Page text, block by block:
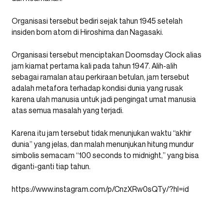
Organisasi tersebut bediri sejak tahun 1945 setelah
insiden bom atom di Hiroshima dan Nagasaki.
Organisasi tersebut menciptakan Doomsday Clock alias
jam kiamat pertama kali pada tahun 1947. Alih-alih
sebagai ramalan atau perkiraan betulan, jam tersebut
adalah metafora terhadap kondisi dunia yang rusak
karena ulah manusia untuk jadi pengingat umat manusia
atas semua masalah yang terjadi.
Karena itu jam tersebut tidak menunjukan waktu “akhir
dunia” yang jelas, dan malah menunjukan hitung mundur
simbolis semacam “100 seconds to midnight,” yang bisa
diganti-ganti tiap tahun.
https://www.instagram.com/p/CnzXRw0sQTy/?hl=id